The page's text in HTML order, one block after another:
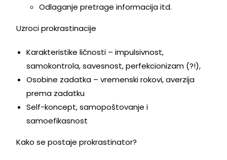
Odlaganje pretrage informacija itd.
Uzroci prokrastinacije
Karakteristike ličnosti – impulsivnost,
samokontrola, savesnost, perfekcionizam (?!),
Osobine zadatka – vremenski rokovi, averzija
prema zadatku
Self-koncept, samopoštovanje i
samoefikasnost
Kako se postaje prokrastinator?